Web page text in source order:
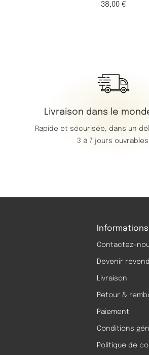
38,00 €
Livraison dans le
Rapide et sécurisée, dans un
3 à 7 jours ouvrables.
Informations
Contactez-
Devenir
Livraison
Retour &
Paiement
Conditions
Politique de